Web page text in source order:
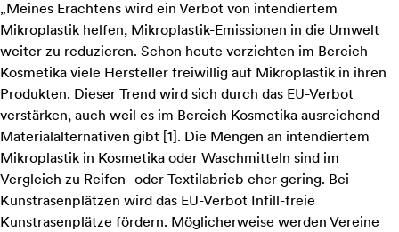
„Meines Erachtens wird ein Verbot von intendiertem
Mikroplastik helfen, Mikroplastik-Emissionen in die Umwelt
weiter zu reduzieren. Schon heute verzichten im Bereich
Kosmetika viele Hersteller freiwillig auf Mikroplastik in ihren
Produkten. Dieser Trend wird sich durch das EU-Verbot
verstärken, auch weil es im Bereich Kosmetika ausreichend
Materialalternativen gibt [1]. Die Mengen an intendiertem
Mikroplastik in Kosmetika oder Waschmitteln sind im
Vergleich zu Reifen- oder Textilabrieb eher gering. Bei
Kunstrasenplätzen wird das EU-Verbot Infill-freie
Kunstrasenplätze fördern. Möglicherweise werden Vereine